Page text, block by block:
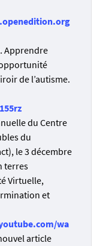
Apprendre
de l’autisme.
du Centre
du
le 3 décembre
terres
Virtuelle,
et
wa
article